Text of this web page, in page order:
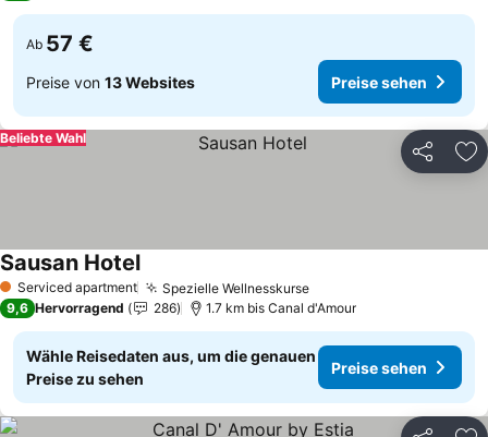
Ab 57 €
Preise von 13 Websites Preise sehen
Teilen
Beliebte Wahl
1 Sterne
Serviced apartment Spezielle Wellnesskurse
Sausan Hotel
9,6 Hervorragend 286 1.7 km bis Canal d'Amour
Wähle Reisedaten aus, um die genauen
Preise zu sehen
Preise sehen